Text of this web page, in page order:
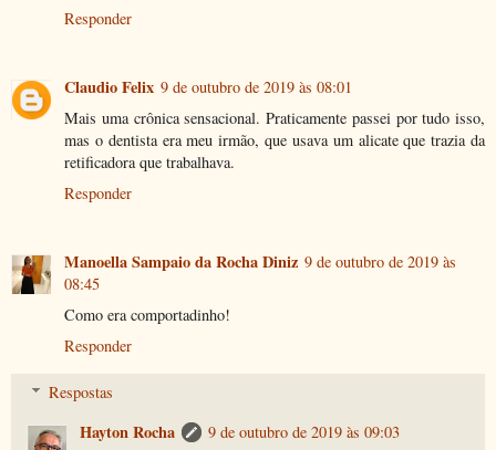
Responder
Claudio Felix 9 de outubro de 2019 às 08:01
Mais uma crônica sensacional. Praticamente passei por tudo isso,
mas o dentista era meu irmão, que usava um alicate que trazia da
retificadora que trabalhava.
Responder
Manoella Sampaio da Rocha Diniz 9 de outubro de 2019 às
08:45
Como era comportadinho!
Responder
Respostas
Hayton Rocha
9 de outubro de 2019 às 09:03